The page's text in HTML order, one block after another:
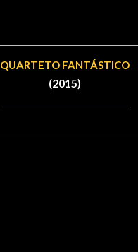
QUARTETO FANTÁSTICO
(2015)